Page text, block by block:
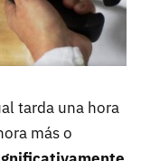
tarda una hora
más o